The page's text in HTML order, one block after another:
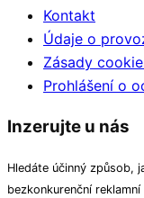
Kontakt
Údaje o
Zásady
Prohlášení o
Inzerujte u nás
Hledáte účinný způsob,
bezkonkurenční